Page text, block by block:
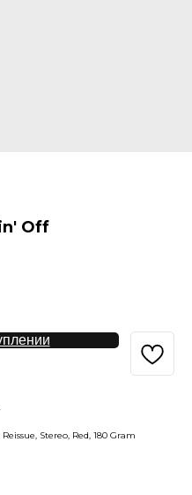
Off
Stereo, Red, 180 Gram